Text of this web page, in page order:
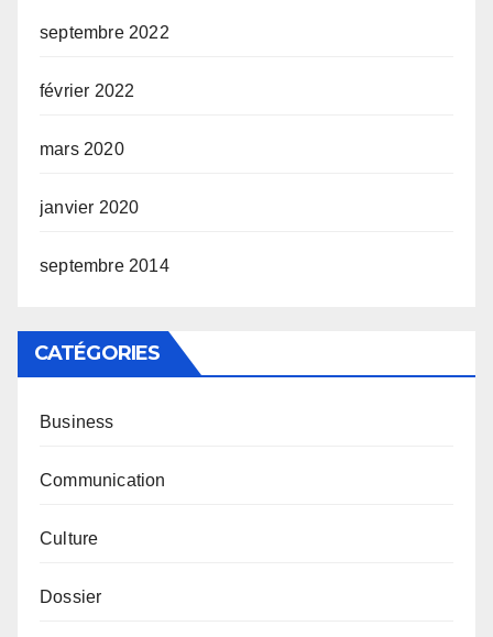
septembre 2022
février 2022
mars 2020
janvier 2020
septembre 2014
CATÉGORIES
Business
Communication
Culture
Dossier